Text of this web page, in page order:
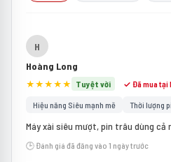
H
Hoàng Long
★★★★★ Tuyệt vời ✓ Đã mua tại
Hiệu năng Siêu mạnh mẽ Thời lượng
Máy xài siêu mượt, pin trâu dùng
🕒 Đánh giá đã đăng vào 1 ngày trước